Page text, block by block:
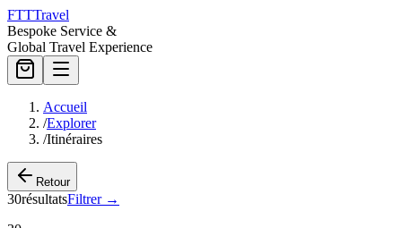
FTTTravel
Bespoke Service &
Global Travel Experience
Accueil
/Explorer
/Itinéraires
Retour
30résultatsFiltrer→